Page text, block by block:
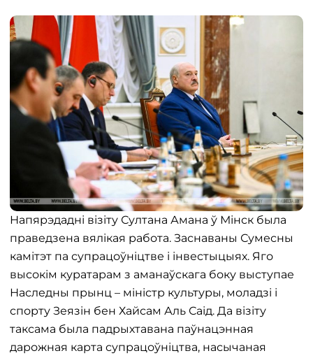
Напярэдадні візіту Султана Амана ў Мінск была
праведзена вялікая работа. Заснаваны Сумесны
камітэт па супрацоўніцтве і інвестыцыях. Яго
высокім куратарам з аманаўскага боку выступае
Наследны прынц – міністр культуры, моладзі і
спорту Зеязін бен Хайсам Аль Саід. Да візіту
таксама была падрыхтавана паўнацэнная
дарожная карта супрацоўніцтва, насычаная